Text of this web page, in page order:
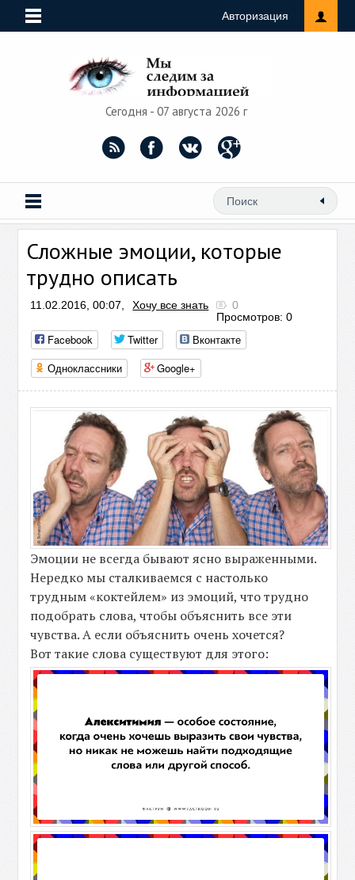
Авторизация
Сегодня - 07 августа 2026 г
Сложные эмоции, которые
трудно описать
11.02.2016, 00:07, Хочу все знать
0
Просмотров: 0
Facebook Twitter
Вконтакте
Одноклассники
Google+
Эмоции не всегда бывают ясно выраженными.
Нередко мы сталкиваемся с настолько
трудным «коктейлем» из эмоций, что трудно
подобрать слова, чтобы объяснить все эти
чувства. А если объяснить очень хочется?
Вот такие слова существуют для этого: